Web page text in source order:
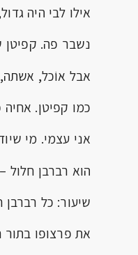
אילו לבי היה
נשבר פה. קפיטן
אבל אוֹכל, אשתה,
כמו קפיטן. אחיה
אני עצמי. מי
הוא רברבן חלול –
שיעור: כל רברבן
את פרצופו בתור